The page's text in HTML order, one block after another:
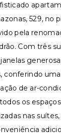
529,
pela
Com três
conferindo
de ar-
os
nas